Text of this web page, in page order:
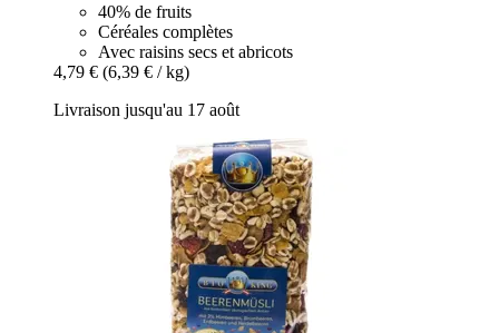
40% de fruits
Céréales complètes
Avec raisins secs et abricots
4,79 € (6,39 € / kg)
Livraison jusqu'au 17 août